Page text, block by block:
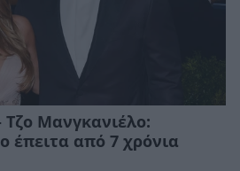
Τζο Μανγκανιέλο:
έπειτα από 7 χρόνια